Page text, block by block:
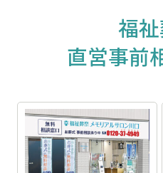
福
直営事前